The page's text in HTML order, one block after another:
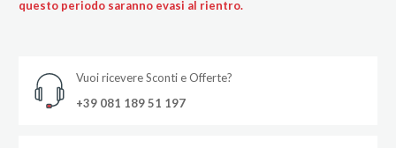
questo periodo saranno evasi al rientro.
Vuoi ricevere Sconti e Offerte?
+39 081 189 51 197